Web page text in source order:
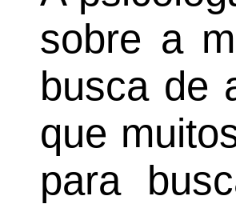
sobre a
busca de
que
para